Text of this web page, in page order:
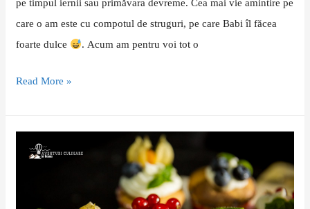
pe timpul iernii sau primăvara devreme. Cea mai vie amintire pe
care o am este cu compotul de struguri, pe care Babi îl făcea
foarte dulce
. Acum am pentru voi tot o
Read More »
Rețetă